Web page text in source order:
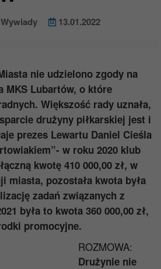
Wywiady 13.01.2022
nie udzielono zgody na
MKS Lubartów, o które
Większość rady uznała,
drużyny piłkarskiej jest i
prezes Lewartu Daniel Cieśla
w roku 2020 klub
kwotę 410 000,00 zł, w
miasta, pozostała kwota była
zadań związanych z
była to kwota 360 000,00 zł,
promocyjne.
ROZMOWA:
Drużynie nie